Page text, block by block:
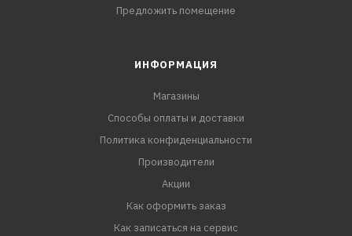
Предложить помещение
ИНФОРМАЦИЯ
Магазины
Способы оплаты и доставки
Политика конфиденциальности
Производители
Акции
Как оформить заказ
Как записаться на сервис